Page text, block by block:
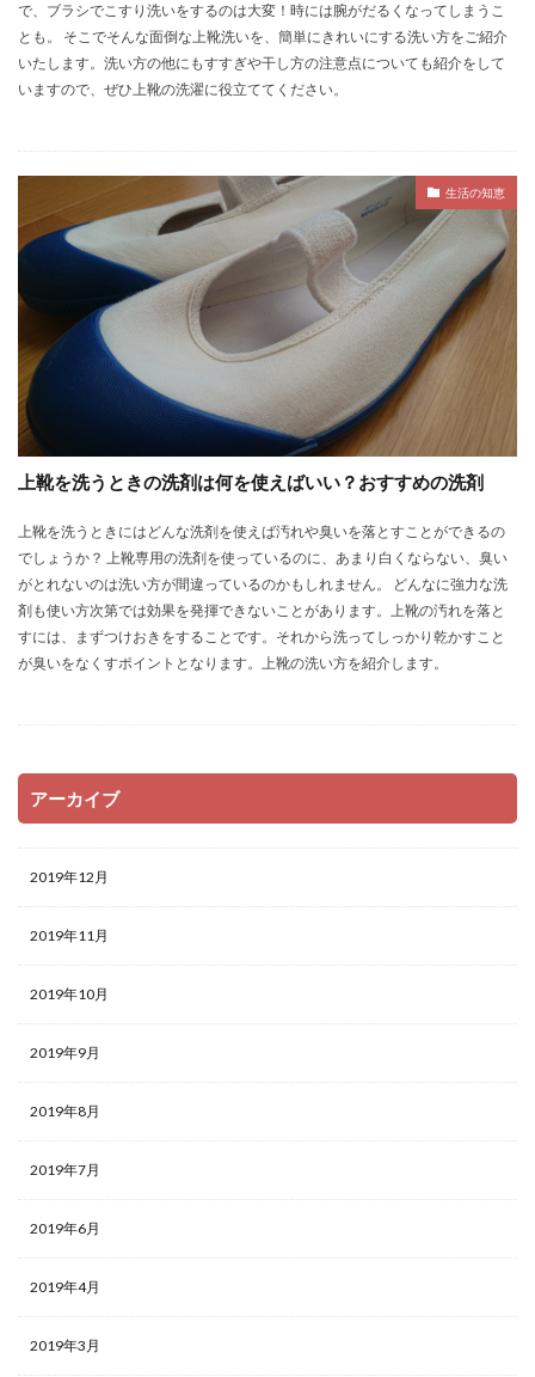
で、ブラシでこすり洗いをするのは大変！時には腕がだるくなってしまうこ
とも。 そこでそんな面倒な上靴洗いを、簡単にきれいにする洗い方をご紹介
いたします。洗い方の他にもすすぎや干し方の注意点についても紹介をして
いますので、ぜひ上靴の洗濯に役立ててください。
生活の知恵
上靴を洗うときの洗剤は何を使えばいい？おすすめの洗剤
上靴を洗うときにはどんな洗剤を使えば汚れや臭いを落とすことができるの
でしょうか？ 上靴専用の洗剤を使っているのに、あまり白くならない、臭い
がとれないのは洗い方が間違っているのかもしれません。 どんなに強力な洗
剤も使い方次第では効果を発揮できないことがあります。上靴の汚れを落と
すには、まずつけおきをすることです。それから洗ってしっかり乾かすこと
が臭いをなくすポイントとなります。上靴の洗い方を紹介します。
アーカイブ
2019年12月
2019年11月
2019年10月
2019年9月
2019年8月
2019年7月
2019年6月
2019年4月
2019年3月